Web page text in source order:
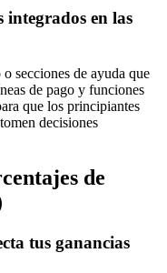
integrados en las
secciones de ayuda que
de pago y funciones
que los principiantes
decisiones
de
tus ganancias